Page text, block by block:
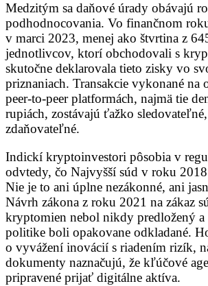
Medzitým sa daňové úrady obávajú
podhodnocovania. Vo finančnom
v marci 2023, menej ako štvrtina z
jednotlivcov, ktorí obchodovali s
skutočne deklarovala tieto zisky vo
priznaniach. Transakcie vykonané na
peer-to-peer platformách, najmä tie
rupiách, zostávajú ťažko
zdaňovateľné.
Indickí kryptoinvestori pôsobia v
odvtedy, čo Najvyšší súd v roku
Nie je to ani úplne nezákonné, ani
Návrh zákona z roku 2021 na zákaz
kryptomien nebol nikdy predložený a
politike boli opakovane odkladané.
o vyvážení inovácií s riadením rizík,
dokumenty naznačujú, že kľúčové
pripravené prijať digitálne aktíva.